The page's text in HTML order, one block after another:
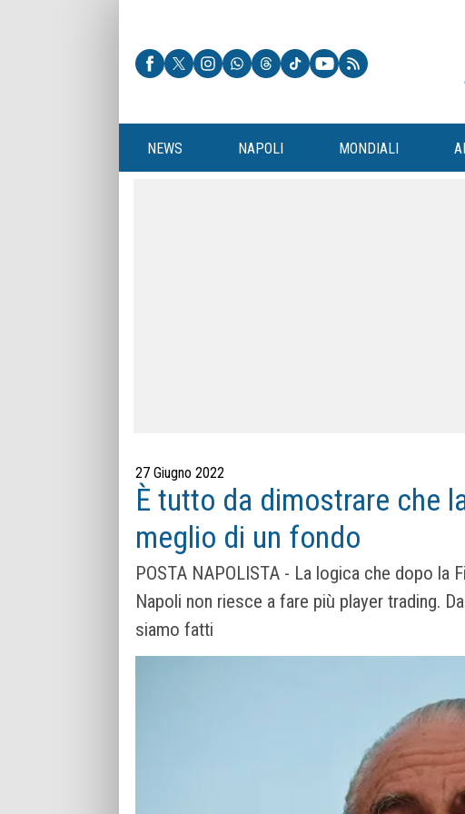
NEWS NAPOLI MONDIALI
27 Giugno 2022
È tutto da dimostrare che
meglio di un fondo
POSTA NAPOLISTA - La logica che dopo la
Napoli non riesce a fare più player trading.
siamo fatti